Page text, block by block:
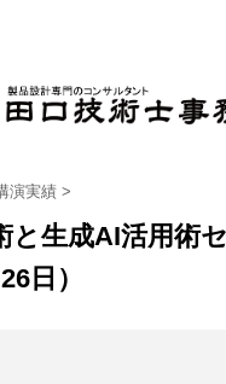
演実績 >
と生成AI活用術
日）